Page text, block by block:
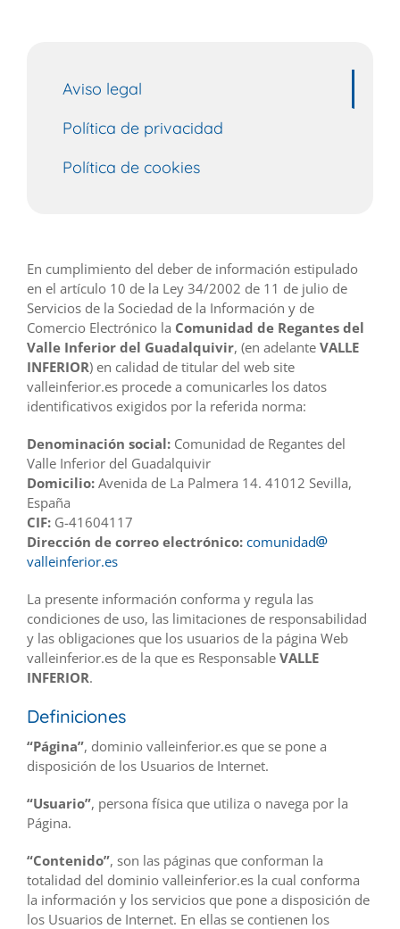
En cumplimiento del deber de información estipulado
en el artículo 10 de la Ley 34/2002 de 11 de julio de
Servicios de la Sociedad de la Información y de
Comercio Electrónico la Comunidad de Regantes del
Valle Inferior del Guadalquivir, (en adelante VALLE
INFERIOR) en calidad de titular del web site
valleinferior.es procede a comunicarles los datos
identificativos exigidos por la referida norma:
Denominación social:Comunidad de Regantes del
Valle Inferior del Guadalquivir
Domicilio:Avenida de La Palmera 14. 41012 Sevilla,
España
CIF:G-41604117
Dirección de correo electrónico:comunidad
valleinferior.es
La presente información conforma y regula las
condiciones de uso, las limitaciones de responsabilidad
y las obligaciones que los usuarios de la página Web
valleinferior.es de la que es Responsable VALLE
INFERIOR.
Definiciones
“Página”, dominio valleinferior.es que se pone a
disposición de los Usuarios de Internet.
“Usuario”, persona física que utiliza o navega por la
Página.
“Contenido”, son las páginas que conforman la
totalidad del dominio valleinferior.es la cual conforma
la información y los servicios que pone a disposición de
los Usuarios de Internet. En ellas se contienen los
Aviso legal
Política de privacidad
Política de cookies